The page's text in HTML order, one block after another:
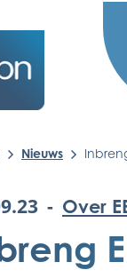
Nieuws
- Over